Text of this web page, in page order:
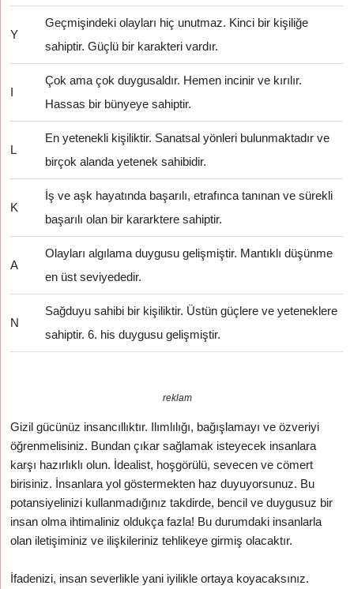
Y
Geçmişindeki olayları hiç unutmaz. Kinci bir kişiliğe
sahiptir. Güçlü bir karakteri vardır.
I
Çok ama çok duygusaldır. Hemen incinir ve kırılır.
Hassas bir bünyeye sahiptir.
L
En yetenekli kişiliktir. Sanatsal yönleri bulunmaktadır ve
birçok alanda yetenek sahibidir.
K
İş ve aşk hayatında başarılı, etrafınca tanınan ve sürekli
başarılı olan bir kararktere sahiptir.
A
Olayları algılama duygusu gelişmiştir. Mantıklı düşünme
en üst seviyededir.
N
Sağduyu sahibi bir kişiliktir. Üstün güçlere ve yeteneklere
sahiptir. 6. his duygusu gelişmiştir.
reklam
Gizil gücünüz insancıllıktır. Ilımlılığı, bağışlamayı ve özveriyi
öğrenmelisiniz. Bundan çıkar sağlamak isteyecek insanlara
karşı hazırlıklı olun. İdealist, hoşgörülü, sevecen ve cömert
birisiniz. İnsanlara yol göstermekten haz duyuyorsunuz. Bu
potansiyelinizi kullanmadığınız takdirde, bencil ve duygusuz bir
insan olma ihtimaliniz oldukça fazla! Bu durumdaki insanlarla
olan iletişiminiz ve ilişkileriniz tehlikeye girmiş olacaktır.
İfadenizi, insan severlikle yani iyilikle ortaya koyacaksınız.